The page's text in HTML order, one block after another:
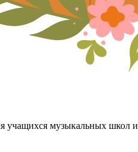
учащихся музыкальных школ и